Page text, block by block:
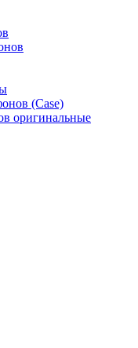
(Case)
оригинальные